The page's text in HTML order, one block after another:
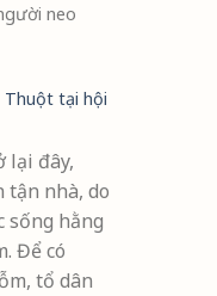
neo
Thuột tại hội
lại đây,
tận nhà, do
sống hằng
Để có
tổ dân